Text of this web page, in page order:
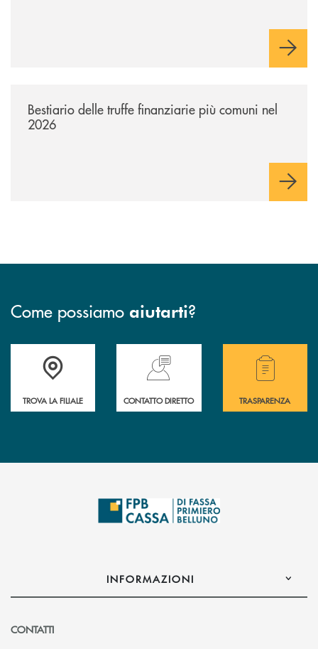
Bestiario delle truffe finanziarie più comuni nel
2026
Come possiamo aiutarti?
Accedi all' elenco completo delle filiali della Cassa Rurale.
TROVA LA FILIALE
Hai bisogno di assistenza immediata?
CONTATTO DIRETTO
Hai bisogno di
TRASPARENZA
INFORMAZIONI
CONTATTI